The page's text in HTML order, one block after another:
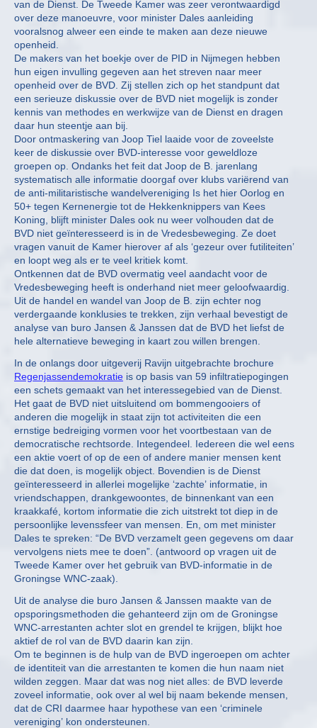
van de Dienst. De Tweede Kamer was zeer verontwaardigd
over deze manoeuvre, voor minister Dales aanleiding
vooralsnog alweer een einde te maken aan deze nieuwe
openheid.
De makers van het boekje over de PID in Nijmegen hebben
hun eigen invulling gegeven aan het streven naar meer
openheid over de BVD. Zij stellen zich op het standpunt dat
een serieuze diskussie over de BVD niet mogelijk is zonder
kennis van methodes en werkwijze van de Dienst en dragen
daar hun steentje aan bij.
Door ontmaskering van Joop Tiel laaide voor de zoveelste
keer de diskussie over BVD-interesse voor geweldloze
groepen op. Ondanks het feit dat Joop de B. jarenlang
systematisch alle informatie doorgaf over klubs variërend van
de anti-militaristische wandelvereniging Is het hier Oorlog en
50+ tegen Kernenergie tot de Hekkenknippers van Kees
Koning, blijft minister Dales ook nu weer volhouden dat de
BVD niet geïnteresseerd is in de Vredesbeweging. Ze doet
vragen vanuit de Kamer hierover af als ‘gezeur over futiliteiten’
en loopt weg als er te veel kritiek komt.
Ontkennen dat de BVD overmatig veel aandacht voor de
Vredesbeweging heeft is onderhand niet meer geloofwaardig.
Uit de handel en wandel van Joop de B. zijn echter nog
verdergaande konklusies te trekken, zijn verhaal bevestigt de
analyse van buro Jansen & Janssen dat de BVD het liefst de
hele alternatieve beweging in kaart zou willen brengen.
In de onlangs door uitgeverij Ravijn uitgebrachte brochure
Regenjassendemokratie is op basis van 59 infiltratiepogingen
een schets gemaakt van het interessegebied van de Dienst.
Het gaat de BVD niet uitsluitend om bommengooiers of
anderen die mogelijk in staat zijn tot activiteiten die een
ernstige bedreiging vormen voor het voortbestaan van de
democratische rechtsorde. Integendeel. Iedereen die wel eens
een aktie voert of op de een of andere manier mensen kent
die dat doen, is mogelijk object. Bovendien is de Dienst
geïnteresseerd in allerlei mogelijke ‘zachte’ informatie, in
vriendschappen, drankgewoontes, de binnenkant van een
kraakkafé, kortom informatie die zich uitstrekt tot diep in de
persoonlijke levenssfeer van mensen. En, om met minister
Dales te spreken: “De BVD verzamelt geen gegevens om daar
vervolgens niets mee te doen”. (antwoord op vragen uit de
Tweede Kamer over het gebruik van BVD-informatie in de
Groningse WNC-zaak).
Uit de analyse die buro Jansen & Janssen maakte van de
opsporingsmethoden die gehanteerd zijn om de Groningse
WNC-arrestanten achter slot en grendel te krijgen, blijkt hoe
aktief de rol van de BVD daarin kan zijn.
Om te beginnen is de hulp van de BVD ingeroepen om achter
de identiteit van die arrestanten te komen die hun naam niet
wilden zeggen. Maar dat was nog niet alles: de BVD leverde
zoveel informatie, ook over al wel bij naam bekende mensen,
dat de CRI daarmee haar hypothese van een ‘criminele
vereniging’ kon ondersteunen.